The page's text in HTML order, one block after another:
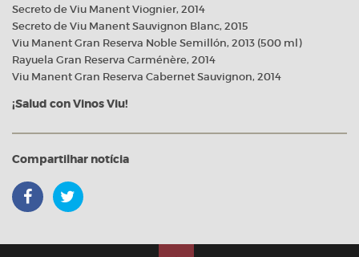
Secreto de Viu Manent Viognier, 2014
Secreto de Viu Manent Sauvignon Blanc, 2015
Viu Manent Gran Reserva Noble Semillón, 2013 (500 ml)
Rayuela Gran Reserva Carménère, 2014
Viu Manent Gran Reserva Cabernet Sauvignon, 2014
¡Salud con Vinos Viu!
Compartilhar notícia